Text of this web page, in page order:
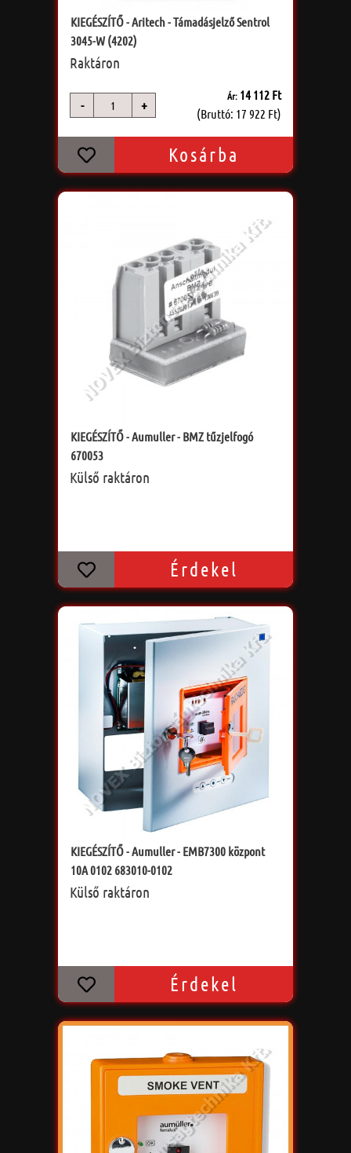
KIEGÉSZÍTŐ - Aritech - Támadásjelző Sentrol
3045-W (4202)
Raktáron
- +
Ár: 14 112 Ft
(Bruttó: 17 922 Ft)
Kosárba
KIEGÉSZÍTŐ - Aumuller - BMZ tűzjelfogó
670053
Külső raktáron
Érdekel
KIEGÉSZÍTŐ - Aumuller - EMB7300 központ
10A 0102 683010-0102
Külső raktáron
Érdekel